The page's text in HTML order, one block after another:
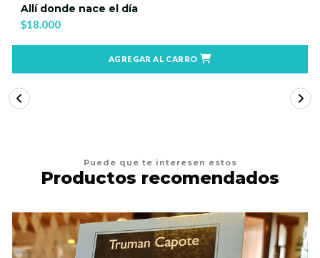
Allí donde nace el día
$18.000
AGREGAR AL CARRO
Puede que te interesen estos
Productos recomendados